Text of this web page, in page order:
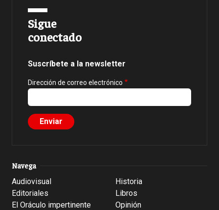
Sigue
conectado
Suscríbete a la newsletter
Dirección de correo electrónico
Navega
Audiovisual
Editoriales
El Oráculo impertinente
Historia
Libros
Opinión